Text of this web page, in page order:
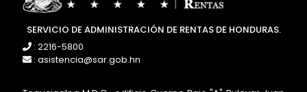
SERVICIO DE ADMINISTRACIÓN DE RENTAS DE HONDURAS.
: 2216-5800
: asistencia@sar.gob.hn